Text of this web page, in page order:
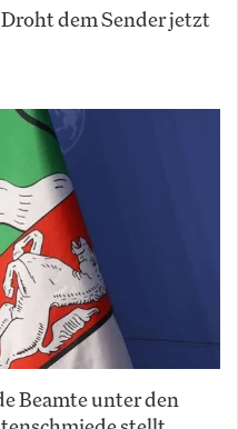
dem Sender jetzt
Beamte unter den